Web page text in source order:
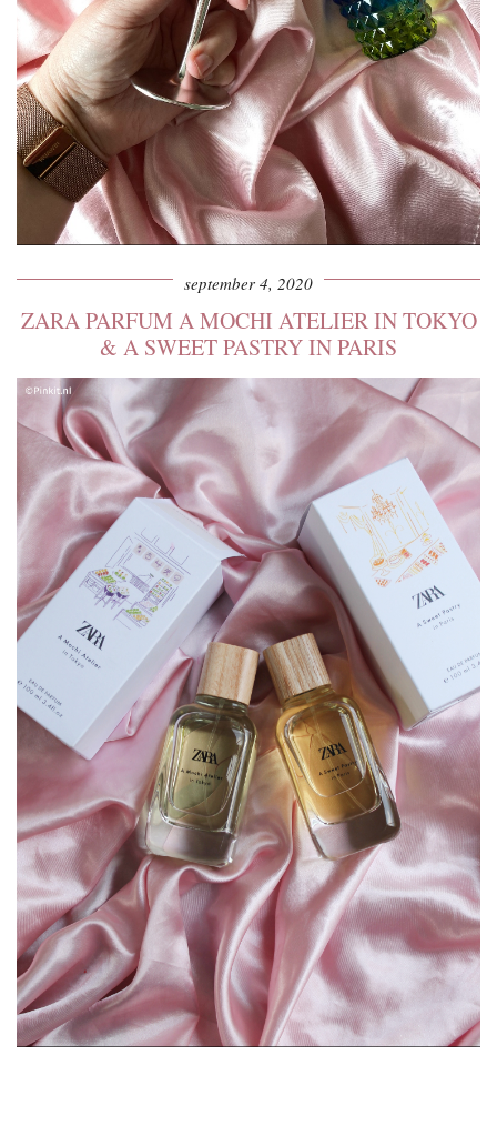
september 4, 2020
ZARA PARFUM A MOCHI ATELIER IN TOKYO
& A SWEET PASTRY IN PARIS